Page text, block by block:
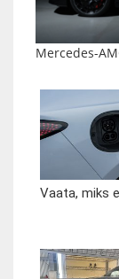
Mercedes-
Vaata, miks